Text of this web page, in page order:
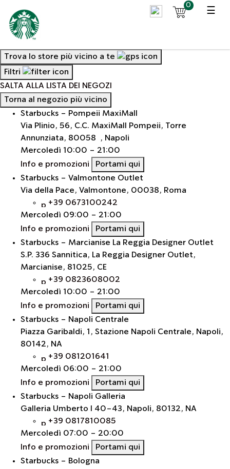
0
☰
Trova lo store più vicino a te
Filtri
SALTA ALLA LISTA DEI NEGOZI
Torna al negozio più vicino
Starbucks - Pompeii MaxiMall
Via Plinio, 56, C.C. MaxiMall Pompeii, Torre
Annunziata, 80058 , Napoli
Mercoledì 10:00 - 21:00
Info e promozioni
Portami qui
Starbucks - Valmontone Outlet
Via della Pace, Valmontone, 00038, Roma
+39 0673100242
Mercoledì 09:00 - 21:00
Info e promozioni
Portami qui
Starbucks - Marcianise La Reggia Designer Outlet
S.P. 336 Sannitica, La Reggia Designer Outlet,
Marcianise, 81025, CE
+39 0823608002
Mercoledì 10:00 - 21:00
Info e promozioni
Portami qui
Starbucks - Napoli Centrale
Piazza Garibaldi, 1, Stazione Napoli Centrale, Napoli,
80142, NA
+39 081201641
Mercoledì 06:00 - 21:00
Info e promozioni
Portami qui
Starbucks - Napoli Galleria
Galleria Umberto I 40-43, Napoli, 80132, NA
+39 0817810085
Mercoledì 07:00 - 20:00
Info e promozioni
Portami qui
Starbucks - Bologna